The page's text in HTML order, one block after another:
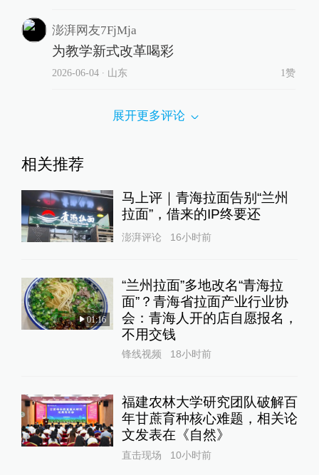
澎湃网友7FjMja
为教学新式改革喝彩
2026-06-04∙ 山东 1赞
展开更多评论
相关推荐
马上评｜青海拉面告别“兰州
拉面”，借来的IP终要还
澎湃评论 16小时前
01:16
“兰州拉面”多地改名“青海拉
面”？青海省拉面产业行业协
会：青海人开的店自愿报名，
不用交钱
锋线视频 18小时前
福建农林大学研究团队破解百
年甘蔗育种核心难题，相关论
文发表在《自然》
直击现场 10小时前